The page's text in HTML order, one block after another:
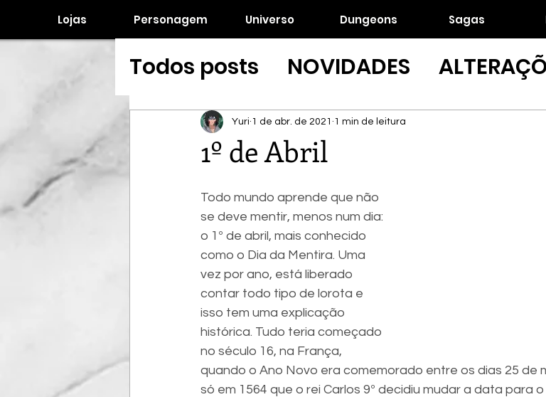
Lojas Personagem Universo Dungeons Sagas
Todos posts NOVIDADES
1º de Abril
Yuri 1 de abr. de 2021 1 min de leitura
Todo mundo aprende que não
se deve mentir, menos num dia:
o 1º de abril, mais conhecido
como o Dia da Mentira. Uma
vez por ano, está liberado
contar todo tipo de lorota e
isso tem uma explicação
histórica. Tudo teria começado
no século 16, na França,
quando o Ano Novo era comemorado entre os dias 25 de
só em 1564 que o rei Carlos 9º decidiu mudar a data para